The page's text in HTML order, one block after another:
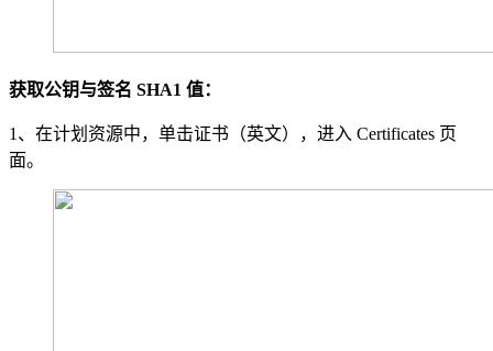
获取公钥与签名 SHA1 值：
1、在计划资源中，单击证书（英文），进入 Certificates 页
面。